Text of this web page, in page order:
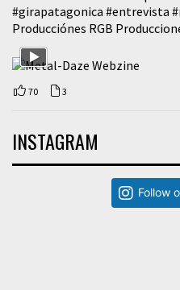
#girapatagonica #entrevista
Producciónes RGB
70 3
INSTAGRAM
Follow